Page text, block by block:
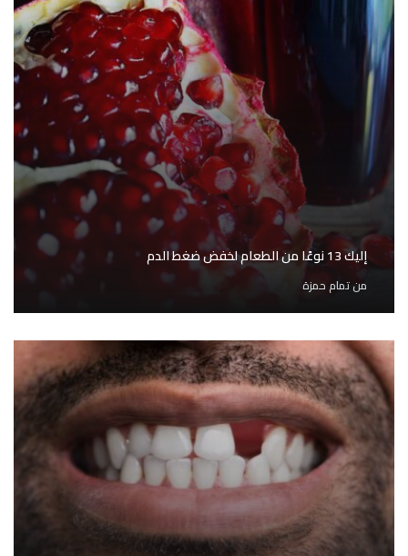
إليك 13 نوعًا من الطعام لخفض ضغط الدم
منتمام حمزة